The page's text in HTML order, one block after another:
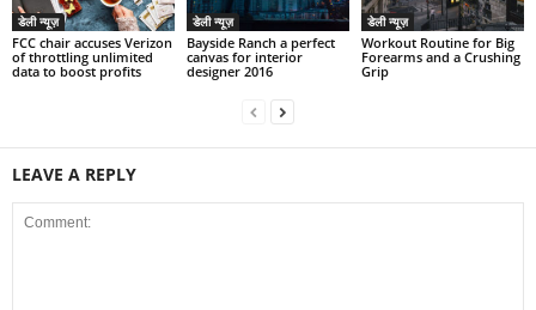
डेली न्यूज़
FCC chair accuses Verizon
of throttling unlimited
data to boost profits
डेली न्यूज़
Bayside Ranch a perfect
canvas for interior
designer 2016
डेली न्यूज़
Workout Routine for Big
Forearms and a Crushing
Grip
LEAVE A REPLY